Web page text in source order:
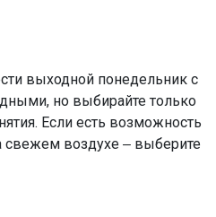
выходной понедельник с
но выбирайте только
Если есть возможность
свежем воздухе ‒ выберите